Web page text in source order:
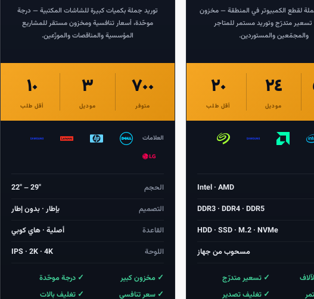
لقطع الكمبيوتر في المنطقة — مخزون
تسعير متدرّج وتوريد مستمر للمتاجر
والمجمّعين والمستوردين.
٢٤
موديل
٢٠
أقل طلب
Intel · AMD
DDR3 · DDR4 · DDR5
HDD · SSD · M.2 · NVMe
مسحوب من جهاز
✓ تسعير متدرّج
✓ تغليف تصدير
توريد جملة بكميات كبيرة للشاشات المكتبية — درجة
موحّدة، أسعار تنافسية ومخزون مستقر للمشاريع
المؤسسية والمناقصات والموزّعين.
٧٠٠
متوفر
٣
موديل
١٠
أقل طلب
العلامات
الحجم
22″ – 29″
التصميم
بإطار · بدون إطار
القاعدة
أصلية · هاي كوبي
اللوحة
IPS · 2K · 4K
✓ مخزون كبير
✓ درجة موحّدة
✓ سعر تنافسي
✓ تغليف بالات